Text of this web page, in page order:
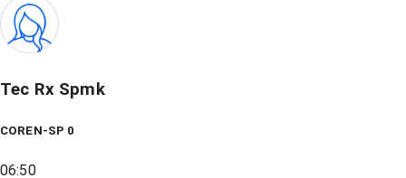
Tec Rx Spmk
COREN-SP 0
06:50